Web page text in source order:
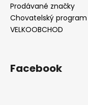
Prodávané značky
Chovatelský program
VELKOOBCHOD
Facebook